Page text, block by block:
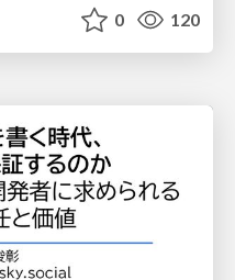
0 120